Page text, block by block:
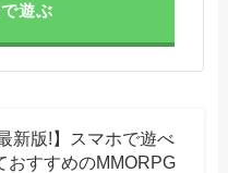
遊ぶ
新版!】スマホで遊べ
おすすめのMMORPG